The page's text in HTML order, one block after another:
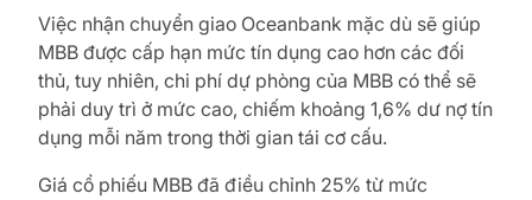
Việc nhận chuyển giao Oceanbank mặc dù sẽ giúp
MBB được cấp hạn mức tín dụng cao hơn các đối
thủ, tuy nhiên, chi phí dự phòng của MBB có thể sẽ
phải duy trì ở mức cao, chiếm khoảng 1,6% dư nợ tín
dụng mỗi năm trong thời gian tái cơ cấu.
Giá cổ phiếu MBB đã điều chỉnh 25% từ mức